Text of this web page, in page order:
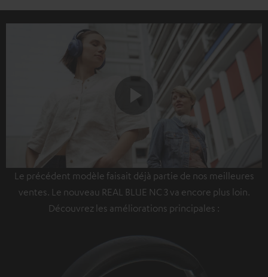
Play
Video
Le précédent modèle faisait déjà partie de nos meilleures
ventes. Le nouveau REAL BLUE NC 3 va encore plus loin.
Découvrez les améliorations principales :